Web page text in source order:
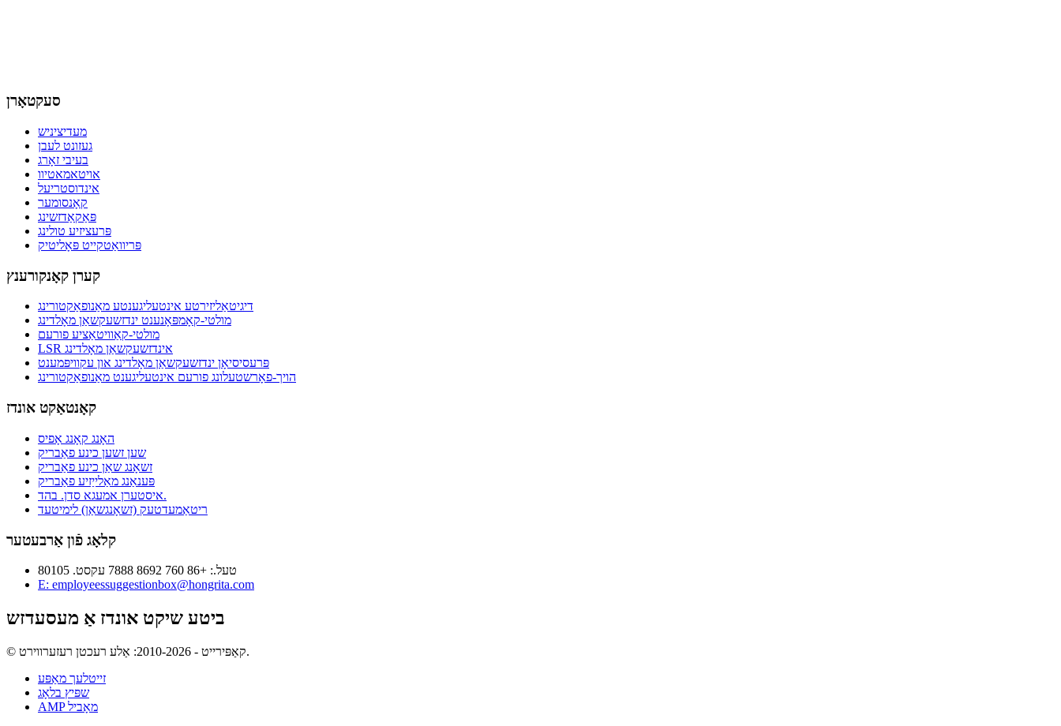
סעקטאָרן
מעדיציניש
געזונט לעבן
בעיבי זאָרג
אויטאמאטיוו
אינדוסטריעל
קאָנסומער
פּאַקאַדזשינג
פּרעציזיע טולינג
פּריוואַטקייט פּאָליטיק
קערן קאָנקורענץ
דיגיטאַליזירטע אינטעליגענטע מאַנופאַקטורינג
מולטי-קאָמפּאָנענט ינדזשעקשאַן מאָלדינג
מולטי-קאַוויטאַציע פורעם
LSR אינדזשעקשאַן מאָלדינג
פּרעסיסיאָן ינדזשעקשאַן מאָלדינג און עקוויפּמענט
הויך-פאָרשטעלונג פורעם אינטעליגענט מאַנופאַקטורינג
קאָנטאַקט אונדז
האָנג קאָנג אָפיס
שען זשען כינע פאַבריק
זשאָנג שאַן כינע פאַבריק
פּענאַנג מאַלייַזיע פאַבריק
איסטערן אמעגא סדן. בהד.
ריטאַמעדטעק (זשאָנגשאַן) לימיטעד
קלאָג פֿון אַרבעטער
טעל.: +86 760 8692 7888 עקסט. 80105
E: employeessuggestionbox@hongrita.com
ביטע שיקט אונדז אַ מעסעדזש
© קאַפּירייט - 2010-2026: אַלע רעכטן רעזערווירט.
זייטלעך מאַפּע
שפּיץ בלאָג
AMP מאָביל